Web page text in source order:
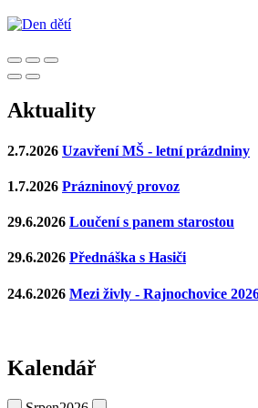
Aktuality
2.7.2026 Uzavření MŠ - letní prázdniny
1.7.2026 Prázninový provoz
29.6.2026 Loučení s panem starostou
29.6.2026 Přednáška s Hasiči
24.6.2026 Mezi živly - Rajnochovice
Kalendář